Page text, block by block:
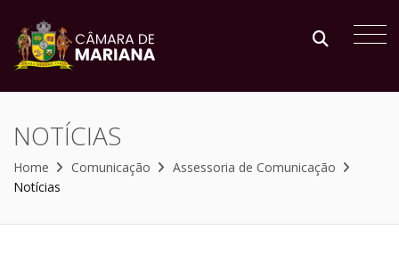
NOTÍCIAS
Home Comunicação
Assessoria de Comunicação
Notícias